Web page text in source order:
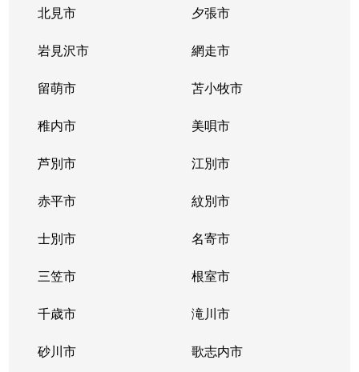
北見市 夕張市
岩見沢市 網走市
留萌市 苫小牧市
稚内市 美唄市
芦別市 江別市
赤平市 紋別市
士別市 名寄市
三笠市 根室市
千歳市 滝川市
砂川市 歌志内市